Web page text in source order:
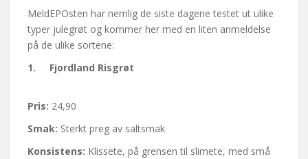
MeldEPOsten har nemlig de siste dagene testet ut ulike
typer julegrøt og kommer her med en liten anmeldelse
på de ulike sortene:
1. Fjordland Risgrøt
Pris: 24,90
Smak: Sterkt preg av saltsmak
Konsistens: Klissete, på grensen til slimete, med små